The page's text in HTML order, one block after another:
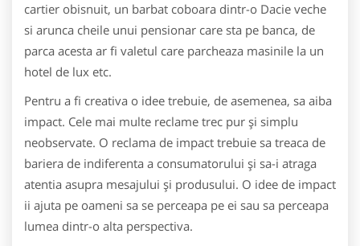
cartier obisnuit, un barbat coboara dintr-o Dacie veche
si arunca cheile unui pensionar care sta pe banca, de
parca acesta ar fi valetul care parcheaza masinile la un
hotel de lux etc.
Pentru a fi creativa o idee trebuie, de asemenea, sa aiba
impact. Cele mai multe reclame trec pur şi simplu
neobservate. O reclama de impact trebuie sa treaca de
bariera de indiferenta a consumatorului şi sa-i atraga
atentia asupra mesajului şi produsului. O idee de impact
ii ajuta pe oameni sa se perceapa pe ei sau sa perceapa
lumea dintr-o alta perspectiva.